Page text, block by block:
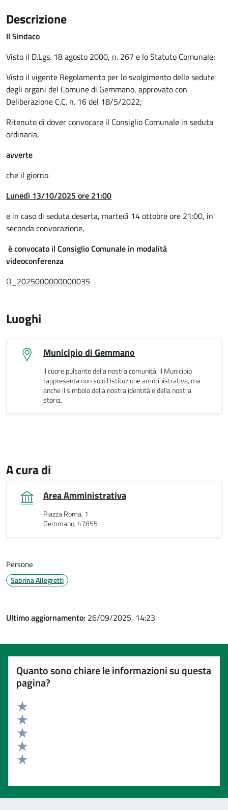
Descrizione
Il Sindaco
Visto il D.Lgs. 18 agosto 2000, n. 267 e lo Statuto Comunale;
Visto il vigente Regolamento per lo svolgimento delle sedute
degli organi del Comune di Gemmano, approvato con
Deliberazione C.C. n. 16 del 18/5/2022;
Ritenuto di dover convocare il Consiglio Comunale in seduta
ordinaria,
avverte
che il giorno
Lunedì 13/10/2025 ore 21:00
e in caso di seduta deserta, martedì 14 ottobre ore 21:00, in
seconda convocazione,
è convocato il Consiglio Comunale in modalità
videoconferenza
O_2025000000000035
Luoghi
Municipio di Gemmano
Il cuore pulsante della nostra comunità, il Municipio
rappresenta non solo l'istituzione amministrativa, ma
anche il simbolo della nostra identità e della nostra
storia.
A cura di
Area Amministrativa
Piazza Roma, 1
Gemmano, 47855
Persone
Sabrina Allegretti
Ultimo aggiornamento: 26/09/2025, 14:23
Quanto sono chiare le informazioni su questa
pagina?
Valuta 5 stelle su 5
Valuta 4 stelle su 5
Valuta 3 stelle su 5
Valuta 2 stelle su 5